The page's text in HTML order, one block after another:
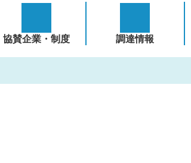
協賛企業・制度 調達情報